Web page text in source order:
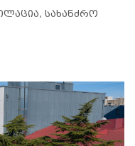
სახანძრო